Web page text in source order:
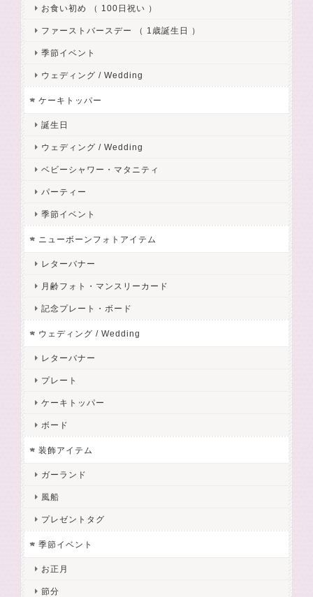
お食い初め （ 100日祝い ）
ファーストバースデー （ 1歳誕生日 ）
季節イベント
ウェディング / Wedding
ケーキトッパー
誕生日
ウェディング / Wedding
ベビーシャワー・マタニティ
パーティー
季節イベント
ニューボーンフォトアイテム
レターバナー
月齢フォト・マンスリーカード
記念プレート・ボード
ウェディング / Wedding
レターバナー
プレート
ケーキトッパー
ボード
装飾アイテム
ガーランド
風船
プレゼントタグ
季節イベント
お正月
節分